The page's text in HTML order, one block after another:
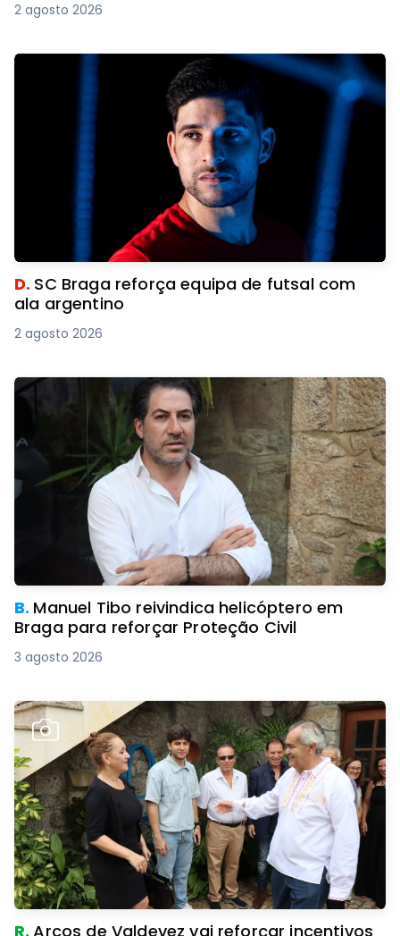
2 agosto 2026
D. SC Braga reforça equipa de futsal com
ala argentino
2 agosto 2026
B. Manuel Tibo reivindica helicóptero em
Braga para reforçar Proteção Civil
3 agosto 2026
R. Arcos de Valdevez vai reforçar incentivos